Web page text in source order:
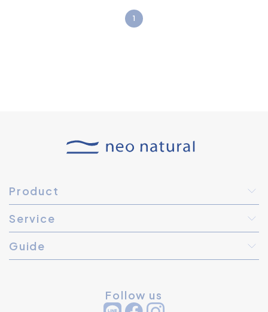
1
Product
Service
Guide
Follow us